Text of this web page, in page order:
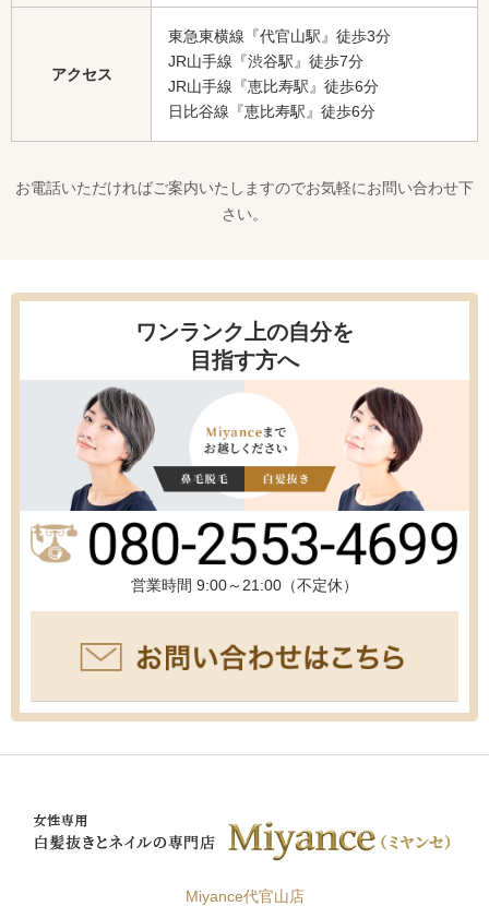
アクセス
東急東横線『代官山駅』徒歩3分
JR山手線『渋谷駅』徒歩7分
JR山手線『恵比寿駅』徒歩6分
日比谷線『恵比寿駅』徒歩6分
お電話いただければご案内いたしますのでお気軽にお問い合わせ下
さい。
ワンランク上の自分を
目指す方へ
営業時間 9:00～21:00（不定休）
Miyance代官山店